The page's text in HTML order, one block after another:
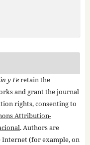
y Feretain the
and grant the journal
rights, consenting to
Attribution-
. Authors are
(for example, on